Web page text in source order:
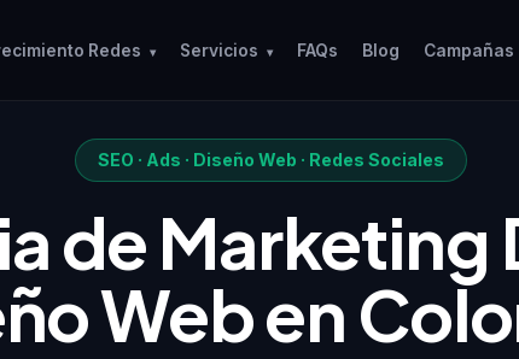
Redes ▾ Servicios ▾ FAQs Blog Campañas
SEO · Ads · Diseño Web · Redes Sociales
de Marketing
Web en